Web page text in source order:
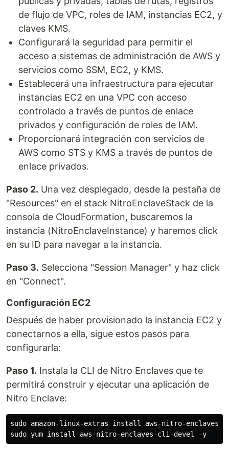
de flujo de VPC, roles de IAM, instancias EC2, y
claves KMS.
Configurará la seguridad para permitir el
acceso a sistemas de administración de AWS y
servicios como SSM, EC2, y KMS.
Establecerá una infraestructura para ejecutar
instancias EC2 en una VPC con acceso
controlado a través de puntos de enlace
privados y configuración de roles de IAM.
Proporcionará integración con servicios de
AWS como STS y KMS a través de puntos de
enlace privados.
Paso 2. Una vez desplegado, desde la pestaña de
"Resources" en el stack NitroEnclaveStack de la
consola de CloudFormation, buscaremos la
instancia (NitroEnclaveInstance) y haremos click
en su ID para navegar a la instancia.
Paso 3. Selecciona "Session Manager" y haz click
en "Connect".
Configuración EC2
Después de haber provisionado la instancia EC2 y
conectarnos a ella, sigue estos pasos para
configurarla:
Paso 1. Instala la CLI de Nitro Enclaves que te
permitirá construir y ejecutar una aplicación de
Nitro Enclave:
sudo amazon-linux-extras install aws-nitro-